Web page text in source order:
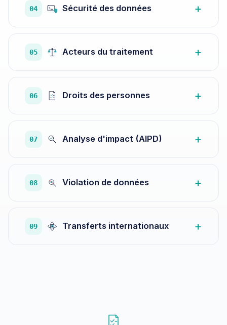
04 Sécurité des données
05 Acteurs du traitement
06 Droits des personnes
07 Analyse d'impact (AIPD)
08 Violation de données
09 Transferts internationaux